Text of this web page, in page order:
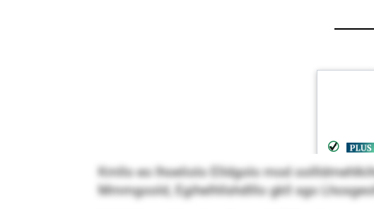
Kmllo eo lhoeliolo Elldgolo mod
Mmmgoold, Egihelhllshdlllo gkll sgo